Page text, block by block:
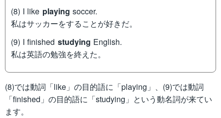
(8) I like playing soccer.
私はサッカーをすることが好きだ。
(9) I finished studying English.
私は英語の勉強を終えた。
(8)では動詞「like」の目的語に「playing」、(9)では動詞
「finished」の目的語に「studying」という動名詞が来てい
ます。